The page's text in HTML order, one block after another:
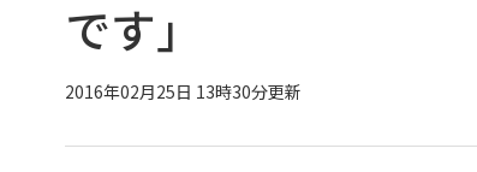
です」
2016年02月25日 13時30分更新